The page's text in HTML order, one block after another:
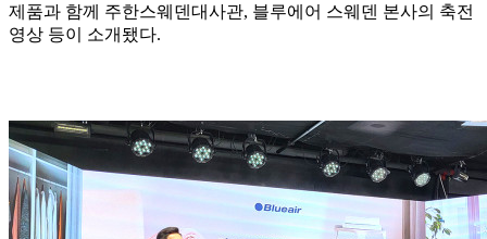
제품과 함께 주한스웨덴대사관, 블루에어 스웨덴 본사의 축전
영상 등이 소개됐다.